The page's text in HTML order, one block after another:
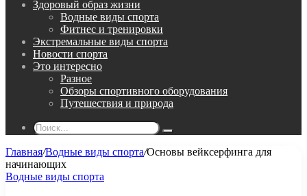
Здоровый образ жизни
Водные виды спорта
Фитнес и тренировки
Экстремальные виды спорта
Новости спорта
Это интересно
Разное
Обзоры спортивного оборудования
Путешествия и природа
Поиск...
Главная/Водные виды спорта/Основы вейксерфинга для
начинающих
Водные виды спорта